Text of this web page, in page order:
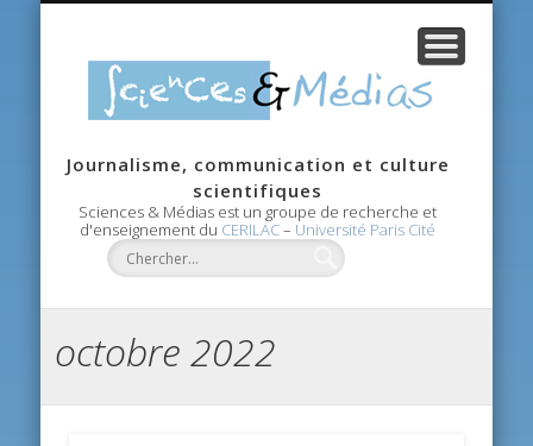
Journalisme, communication et culture
scientifiques
Sciences & Médias est un groupe de recherche et
d'enseignement du CERILAC– Université Paris Cité
ACCUEIL
ÉQUIPE
MASTER
RECHERCHE
AGENDA
CONTACTS
CANDIDATURE
octobre 2022